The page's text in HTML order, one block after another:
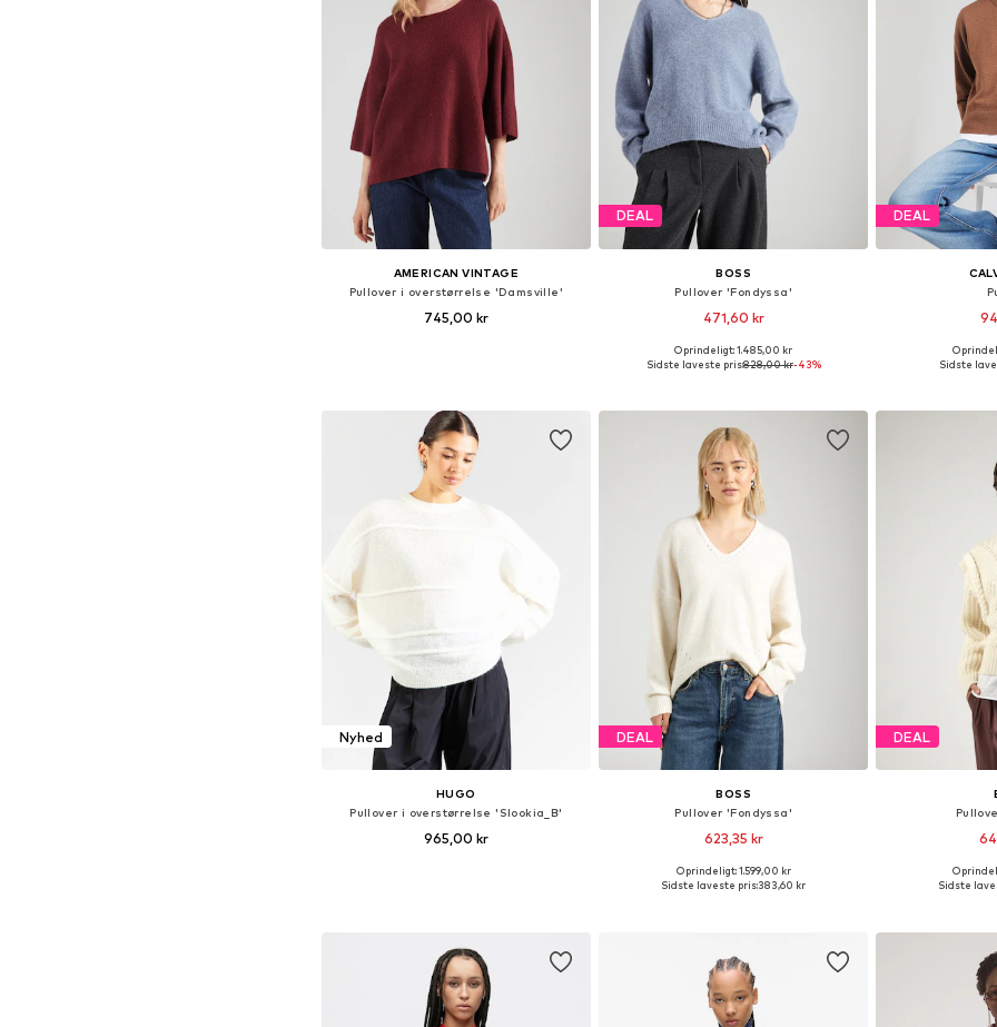
AMERICAN VINTAGE
Pullover i overstørrelse 'Damsville'
745,00 kr
DEAL
BOSS
Pullover 'Fondyssa'
471,60 kr
Tilgængelige størrelser: S, M, L
Oprindeligt: 1.485,00 kr
Sidste laveste pris:828,00 kr-43%
DEAL
Tilgængelige
Sidste
Nyhed
HUGO
Pullover i overstørrelse 'Slookia_B'
965,00 kr
DEAL
BOSS
Pullover 'Fondyssa'
623,35 kr
Tilgængelige størrelser: XS, S, M, L, XL
Oprindeligt: 1.599,00 kr
Sidste laveste pris:383,60 kr
DEAL
Sidste